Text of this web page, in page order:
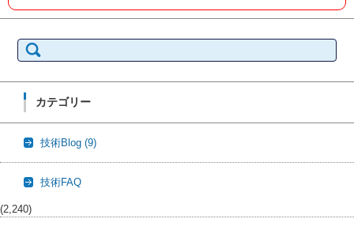
索:
カテゴリー
技術Blog (9)
技術FAQ
(2,240)